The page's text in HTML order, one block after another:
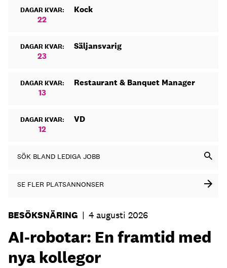
DAGAR KVAR:
22
Kock
DAGAR KVAR:
23
Säljansvarig
DAGAR KVAR:
13
Restaurant & Banquet Manager
DAGAR KVAR:
12
VD
SÖK BLAND LEDIGA JOBB
SE FLER PLATSANNONSER
BESÖKSNÄRING | 4 augusti 2026
AI-robotar: En framtid med
nya kollegor